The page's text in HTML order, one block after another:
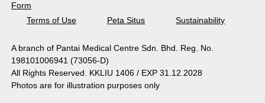
Form
Terms of Use
Peta Situs Sustainability
A branch of Pantai Medical Centre Sdn. Bhd. Reg. No.
198101006941 (73056-D)
All Rights Reserved. KKLIU 1406 / EXP 31.12.2028
Photos are for illustration purposes only